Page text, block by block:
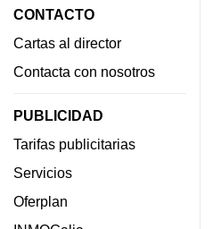
CONTACTO
Cartas al director
Contacta con nosotros
PUBLICIDAD
Tarifas publicitarias
Servicios
Oferplan